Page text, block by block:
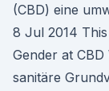
(CBD) eine
8 Jul 2014
Gender at
sanitäre